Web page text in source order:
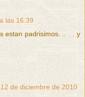
las 16:39
estan padrisimos. .. . . y
12 de diciembre de 2010